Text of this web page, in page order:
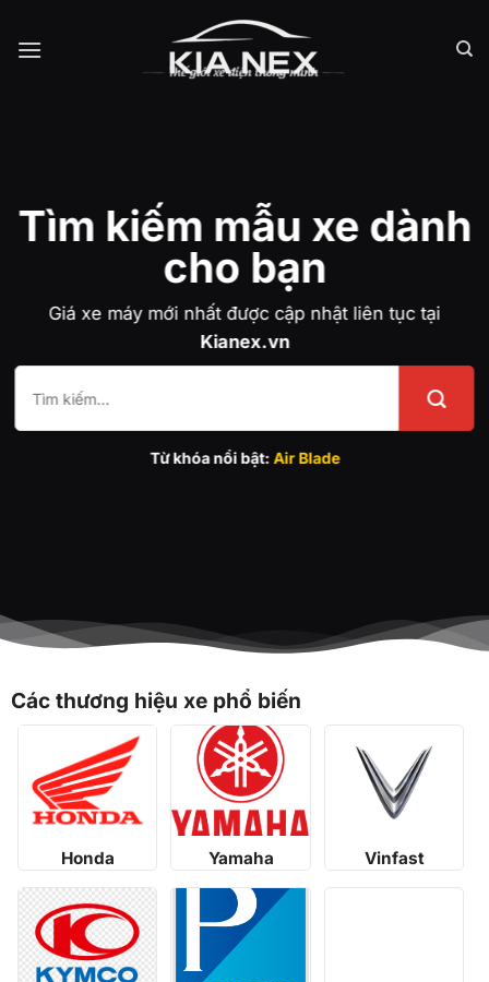
qua
Tìm kiếm mẫu xe dành
cho bạn
Giá xe máy mới nhất được cập nhật liên tục tại
Kianex.vn
kiếm:
Từ khóa nổi bật:Air Blade
Các thương hiệu xe phổ biến
Honda Yamaha Vinfast